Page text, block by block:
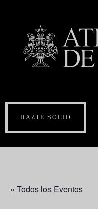
HAZTE SOCIO
« Todos los Eventos